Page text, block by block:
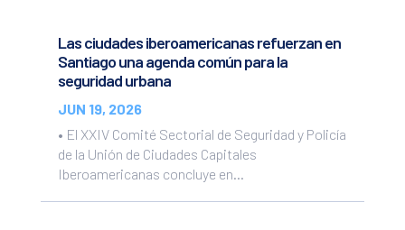
Las ciudades iberoamericanas refuerzan en
Santiago una agenda común para la
seguridad urbana
JUN 19, 2026
• El XXIV Comité Sectorial de Seguridad y Policía
de la Unión de Ciudades Capitales
Iberoamericanas concluye en...